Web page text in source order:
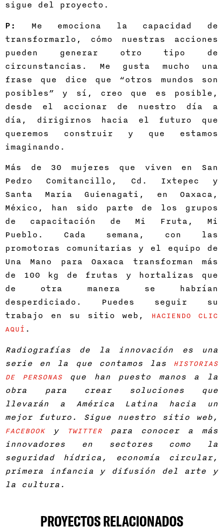
sigue del proyecto.
P:
Me emociona la capacidad de
transformarlo, cómo nuestras acciones
pueden generar otro tipo de
circunstancias. Me gusta mucho una
frase que dice que “otros mundos son
posibles” y sí, creo que es posible,
desde el accionar de nuestro día a
día, dirigirnos hacia el futuro que
queremos construir y que estamos
imaginando.
Más de 30 mujeres que viven en San
Pedro Comitancillo, Cd. Ixtepec y
Santa Maria Guienagati, en Oaxaca,
México, han sido parte de los grupos
de capacitación de Mi Fruta, Mi
Pueblo. Cada semana, con las
promotoras comunitarias y el equipo de
Una Mano para Oaxaca transforman más
de 100 kg de frutas y hortalizas que
de otra manera se habrían
desperdiciado. Puedes seguir su
trabajo en su sitio web,
HACIENDO CLIC
AQUÍ .
Radiografías de la innovación es una
serie en la que contamos las
HISTORIAS
DE PERSONASque han puesto manos a la
obra para crear soluciones que
llevarán a América Latina hacia un
mejor futuro. Sigue nuestro sitio web,
FACEBOOKy TWITTER para conocer a más
innovadores en sectores como la
seguridad hídrica, economía circular,
primera infancia y difusión del arte y
la cultura.
PROYECTOS RELACIONADOS